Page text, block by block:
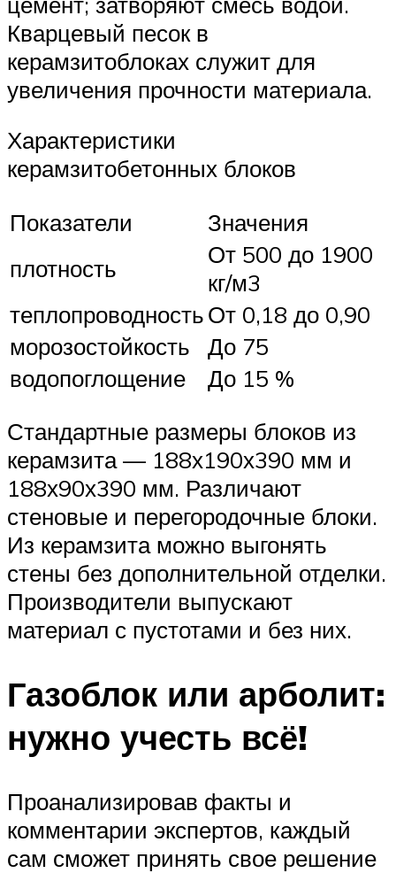
Кварцевый песок в
керамзитоблоках служит для
увеличения прочности материала.
Характеристики
керамзитобетонных блоков
Показатели
Значения
плотность
От 500 до 1900
кг/м3
теплопроводностьОт 0,18 до 0,90
морозостойкость
До 75
водопоглощение
До 15 %
Стандартные размеры блоков из
керамзита — 188х190х390 мм и
188х90х390 мм. Различают
стеновые и перегородочные блоки.
Из керамзита можно выгонять
стены без дополнительной отделки.
Производители выпускают
материал с пустотами и без них.
Газоблок или арболит:
нужно учесть всё!
Проанализировав факты и
комментарии экспертов, каждый
сам сможет принять свое решение